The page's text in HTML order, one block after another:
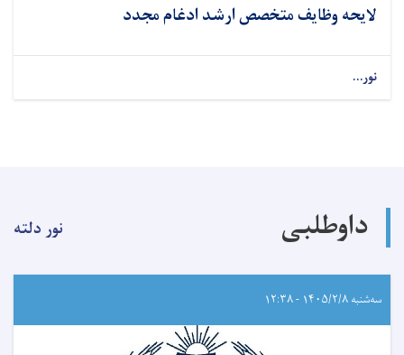
لایحه وظایف متخصص ارشد ادغام مجدد
نور...
داوطلبی نور دلته
سه‌شنبه ۱۴۰۵/۲/۸ - ۱۲:۳۸